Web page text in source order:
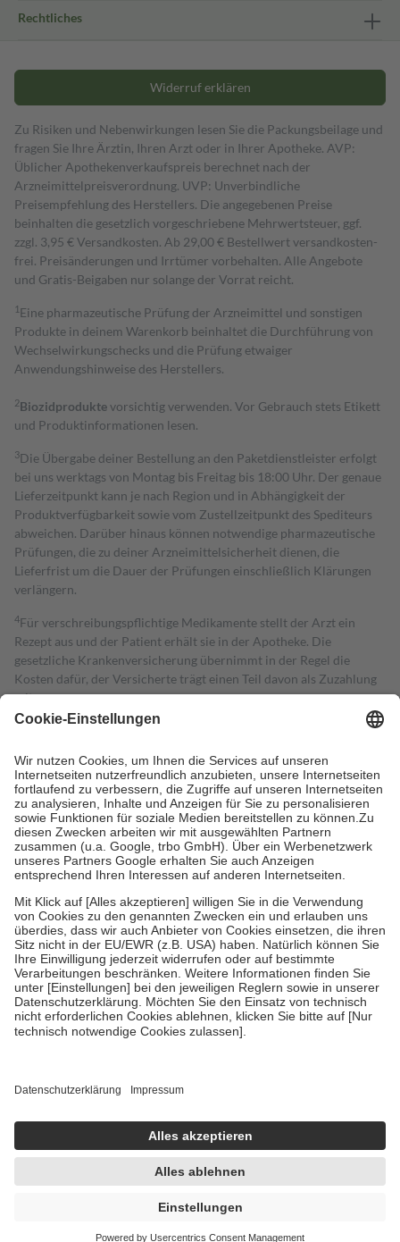
Rechtliches
Widerruf erklären
Zu Risiken und Nebenwirkungen lesen Sie die Packungsbeilage und
fragen Sie Ihre Ärztin, Ihren Arzt oder in Ihrer Apotheke. AVP:
Üblicher Apothekenverkaufspreis berechnet nach der
Arzneimittelpreisverordnung. UVP: Unverbindliche
Preisempfehlung des Herstellers. Die angegebenen Preise
beinhalten die gesetzlich vorgeschriebene Mehrwertsteuer, ggf.
zzgl. 3,95 € Versandkosten. Ab 29,00 € Bestell­wert versand­kosten­
frei. Preisänderungen und Irrtümer vorbehalten. Alle Angebote
und Gratis-Beigaben nur solange der Vorrat reicht.
1 Eine pharmazeutische Prüfung der Arzneimittel und sonstigen
Produkte in deinem Warenkorb beinhaltet die Durchführung von
Wechselwirkungschecks und die Prüfung etwaiger
Anwendungshinweise des Herstellers.
2Biozidproduktevorsichtig verwenden. Vor Gebrauch stets Etikett
und Produktinformationen lesen.
3Die Übergabe deiner Bestellung an den Paketdienstleister erfolgt
bei uns werktags von Montag bis Freitag bis 18:00 Uhr. Der genaue
Lieferzeitpunkt kann je nach Region und in Abhängigkeit der
Produktverfügbarkeit sowie vom Zustellzeitpunkt des Spediteurs
abweichen. Darüber hinaus können notwendige pharmazeutische
Prüfungen, die zu deiner Arzneimittelsicherheit dienen, die
Lieferfrist um die Dauer der Prüfungen einschließlich Klärungen
verlängern.
4Für verschreibungspflichtige Medikamente stellt der Arzt ein
Rezept aus und der Patient erhält sie in der Apotheke. Die
gesetzliche Krankenversicherung übernimmt in der Regel die
Kosten dafür, der Versicherte trägt einen Teil davon als Zuzahlung
mit.
Grundsätzlich leisten Mitglieder Zuzahlungen in Höhe von zehn
höchstens zehn Euro.
Es sind jedoch nie mehr als die tatsächlichen
Kosten der Leistung zu entrichten.
Diese Regeln gelten grundsätzlich auch für Online-Apotheken.
Bei Heilmitteln und häuslicher Krankenpflege beträgt die
Zuzahlung zehn Prozent der Kosten sowie zehn Euro je
Verordnung.
Um das Engagement der Versicherten für ihre eigene Gesundheit zu
stärken und die besondere Stellung der Familie zu unterstützen,
fallenkeine Zuzahlungenan bei:
• Kindern und Jugendlichen bis zum vollendeten 18. Lebensjahr
mit Ausnahme der Fahrkosten
• Untersuchungen zur Vorsorge und Früherkennung, die von der
GKV getragen werden
• empfohlenen Schutzimpfungen
• Harn- und Blutteststreifen
getroffen, um sicherzustellen, dass es sich um echte Bewertungen
https://help.etrusted.com/hc/de/articles/4419944605341
Einige Bilder und Inhalte wurden unter Zuhilfenahme künstlicher